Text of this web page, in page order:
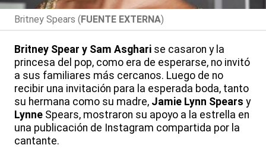
Britney Spears (FUENTE EXTERNA)
Britney Spear y Sam Asghari se casaron y la
princesa del pop, como era de esperarse, no invitó
a sus familiares más cercanos. Luego de no
recibir una invitación para la esperada boda, tanto
su hermana como su madre, Jamie Lynn Spears y
Lynne Spears, mostraron su apoyo a la estrella en
una publicación de Instagram compartida por la
cantante.